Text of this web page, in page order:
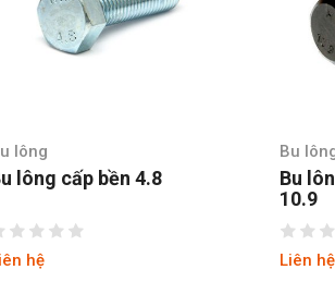
Bu lông
Bu lông cường độ cao
Liên hệ